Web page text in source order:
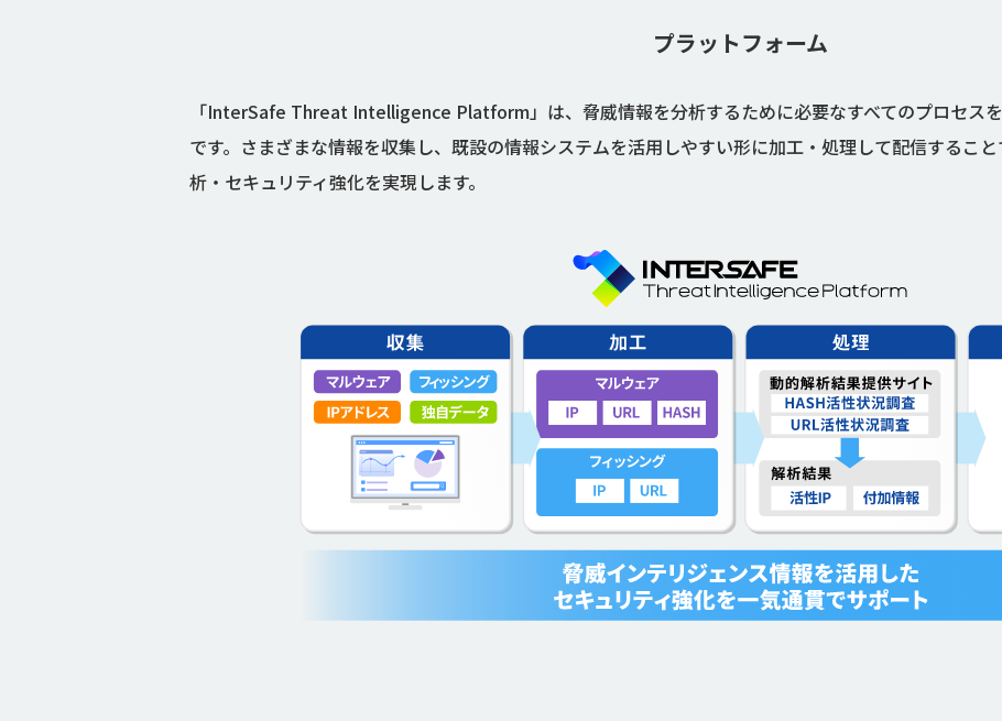
プラットフォーム
「InterSafe Threat Intelligence Platform」は、脅威情報を分析するために必要なすべてのプロセス
です。さまざまな情報を収集し、既設の情報システムを活用しやすい形に加工・処理して配信するこ
析・セキュリティ強化を実現します。